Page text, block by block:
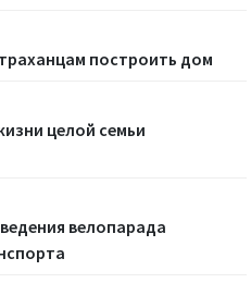
построить дом
целой семьи
велопарада